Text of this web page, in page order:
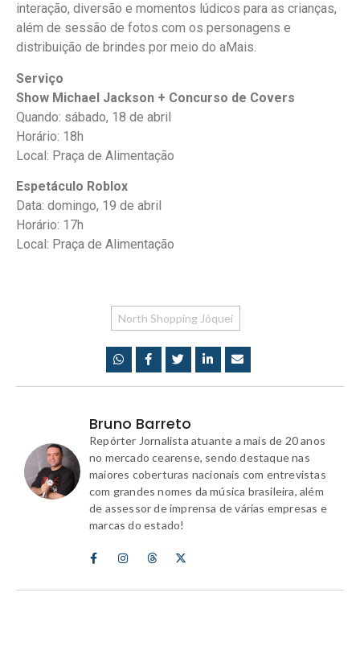
interação, diversão e momentos lúdicos para as crianças,
além de sessão de fotos com os personagens e
distribuição de brindes por meio do aMais.
Serviço
Show Michael Jackson + Concurso de Covers
Quando: sábado, 18 de abril
Horário: 18h
Local: Praça de Alimentação
Espetáculo Roblox
Data: domingo, 19 de abril
Horário: 17h
Local: Praça de Alimentação
North Shopping Jóquei
Bruno Barreto
Repórter Jornalista atuante a mais de 20 anos
no mercado cearense, sendo destaque nas
maiores coberturas nacionais com entrevistas
com grandes nomes da música brasileira, além
de assessor de imprensa de várias empresas e
marcas do estado!